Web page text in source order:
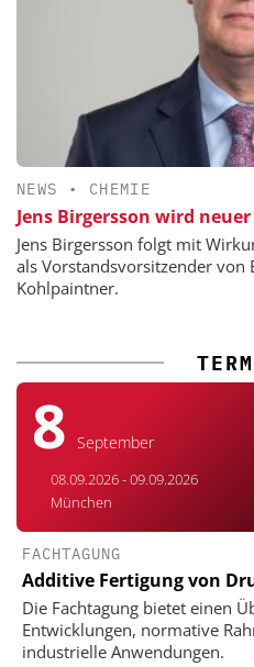
NEWS • CHEMIE
Jens Birgersson wird
Jens Birgersson folgt mit
als Vorstandsvorsitzender von
Kohlpaintner.
8 September
08.09.2026 - 09.09.2026
München
FACHTAGUNG
Additive Fertigung von
Die Fachtagung bietet einen
Entwicklungen, normative
industrielle Anwendungen.